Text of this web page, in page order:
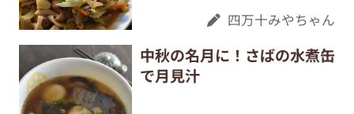
四万十みやちゃん
中秋の名月に！さばの水煮缶
で月見汁